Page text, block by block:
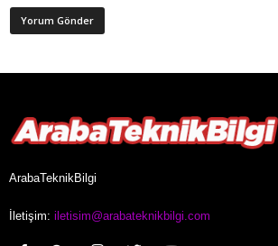
ArabaTeknikBilgi
İletişim: iletisim@arabateknikbilgi.com